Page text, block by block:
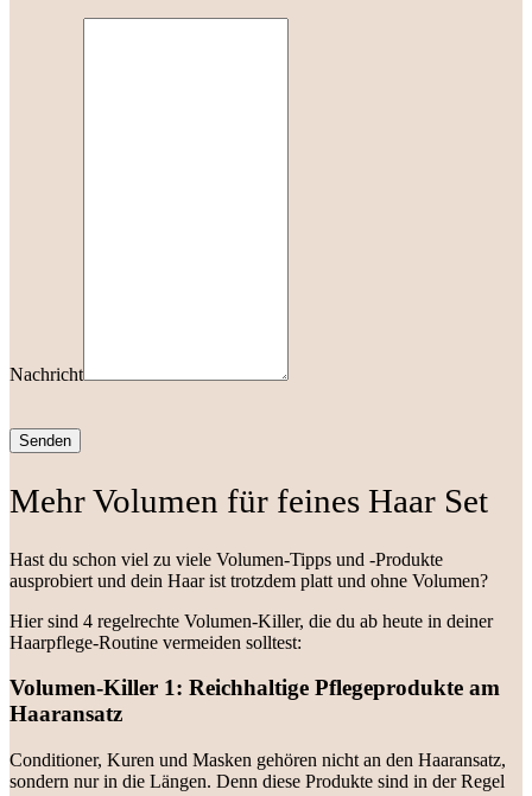
Nachricht
Senden
Mehr Volumen für feines Haar Set
Hast du schon viel zu viele Volumen-Tipps und -Produkte
ausprobiert und dein Haar ist trotzdem platt und ohne Volumen?
Hier sind 4 regelrechte Volumen-Killer, die du ab heute in deiner
Haarpflege-Routine vermeiden solltest:
Volumen-Killer 1: Reichhaltige Pflegeprodukte am
Haaransatz
Conditioner, Kuren und Masken gehören nicht an den Haaransatz,
sondern nur in die Längen. Denn diese Produkte sind in der Regel